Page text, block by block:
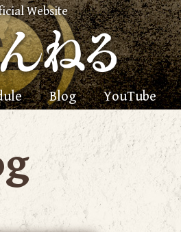
Website
Blog YouTube